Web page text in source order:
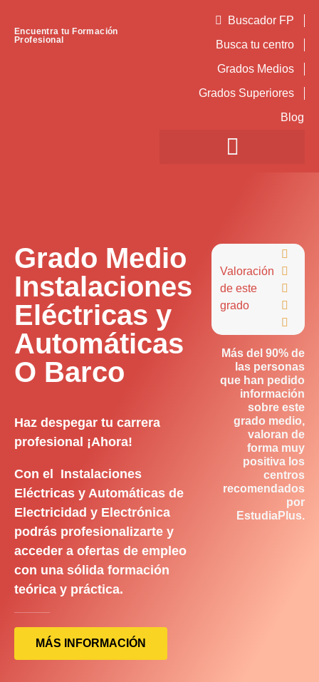
Encuentra tu Formación
Profesional
Buscador FP
Busca tu centro
Grados Medios
Grados Superiores
Blog
Grado Medio
Instalaciones
Eléctricas y
Automáticas
O Barco
Haz despegar tu carrera
profesional ¡Ahora!
Con el Instalaciones
Eléctricas y Automáticas de
Electricidad y Electrónica
podrás profesionalizarte y
acceder a ofertas de empleo
con una sólida formación
teórica y práctica.
MÁS INFORMACIÓN
Valoración
de este
grado





Más del 90% de
las personas
que han pedido
información
sobre este
grado medio,
valoran de
forma muy
positiva los
centros
recomendados
por
EstudiaPlus.